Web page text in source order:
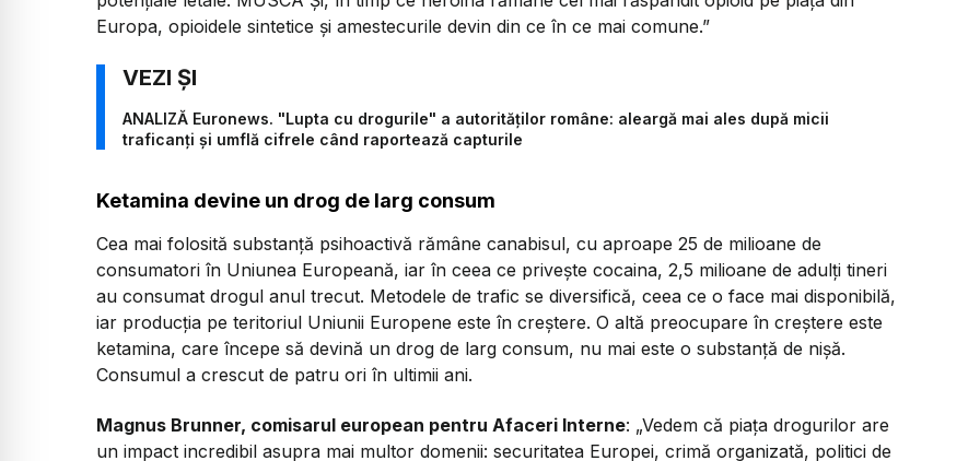
Europa, opioidele sintetice și amestecurile devin din ce în ce mai comune.”
ANALIZĂ Euronews. "Lupta cu drogurile" a autorităților române: aleargă mai ales după micii
traficanți și umflă cifrele când raportează capturile
Ketamina devine un drog de larg consum
Cea mai folosită substanță psihoactivă rămâne canabisul, cu aproape 25 de milioane de
consumatori în Uniunea Europeană, iar în ceea ce privește cocaina, 2,5 milioane de adulți tineri
au consumat drogul anul trecut. Metodele de trafic se diversifică, ceea ce o face mai disponibilă,
iar producția pe teritoriul Uniunii Europene este în creștere. O altă preocupare în creștere este
ketamina, care începe să devină un drog de larg consum, nu mai este o substanță de nișă.
Consumul a crescut de patru ori în ultimii ani.
Magnus Brunner, comisarul european pentru Afaceri Interne: „Vedem că piața drogurilor are
un impact incredibil asupra mai multor domenii: securitatea Europei, crimă organizată, politici de